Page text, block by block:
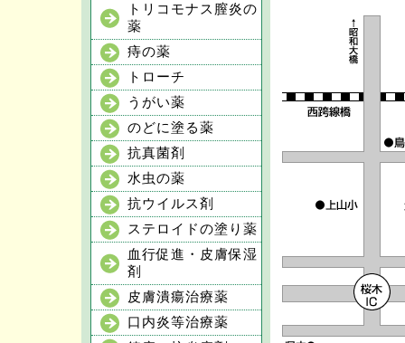
トリコモナス膣炎の
薬
痔の薬
トローチ
うがい薬
のどに塗る薬
抗真菌剤
水虫の薬
抗ウイルス剤
ステロイドの塗り薬
血行促進・皮膚保湿
剤
皮膚潰瘍治療薬
口内炎等治療薬